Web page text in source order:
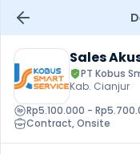
Sales
PT Kobus
Kab. Cianjur
Rp5.100.000 -
Contract, Onsite